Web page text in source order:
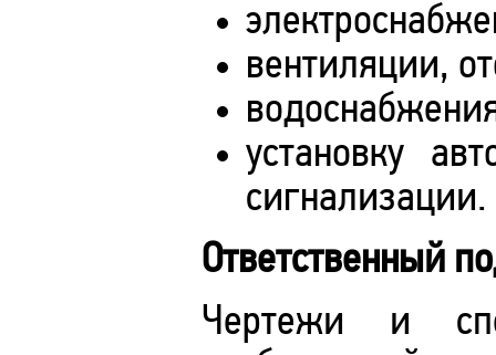
вентиляции,
установку
сигнализации.
Ответственный
Чертежи и